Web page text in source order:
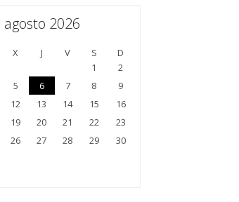
agosto 2026
X J V S
D
1
2
5 6 7 8
9
12 13 14 15
16
19 20 21 22
23
26 27 28 29
30